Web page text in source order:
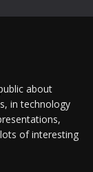
about
in technology
of interesting